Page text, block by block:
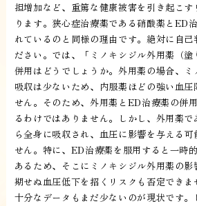
担増加など、重篤な健康被害を引き起こす
ります。狭心症治療薬である硝酸薬とED
れているのと同様の理由です。絶対に自己
ださい。では、「ミノキシジル外用薬（
併用はどうでしょうか。外用薬の場合、
吸収は少ないため、内服薬ほどの強い血圧
せん。そのため、外用薬とED治療薬の併
るわけではありません。しかし、外用薬
ら全身に吸収され、血圧に影響を与える
せん。特に、ED治療薬を服用すると一時
あるため、そこにミノキシジル外用薬の
期せぬ血圧低下を招くリスクも否定できま
十分なデータもまだ少ないのが現状です